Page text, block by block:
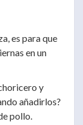
es para que
en un
y
añadirlos?
pollo.